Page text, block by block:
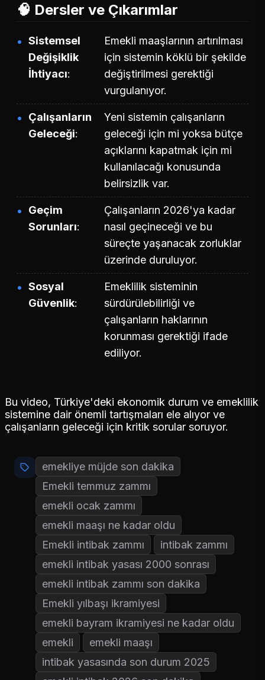
🧠 Dersler ve Çıkarımlar
Sistemsel
Değişiklik
İhtiyacı
Emekli maaşlarının artırılması
için sistemin köklü bir şekilde
değiştirilmesi gerektiği
vurgulanıyor.
Çalışanların
Geleceği
Yeni sistemin çalışanların
geleceği için mi yoksa bütçe
açıklarını kapatmak için mi
kullanılacağı konusunda
belirsizlik var.
Geçim
Sorunları
Çalışanların 2026'ya kadar
nasıl geçineceği ve bu
süreçte yaşanacak zorluklar
üzerinde duruluyor.
Sosyal
Güvenlik
Emeklilik sisteminin
sürdürülebilirliği ve
çalışanların haklarının
korunması gerektiği ifade
ediliyor.
Bu video, Türkiye'deki ekonomik durum ve emeklilik
sistemine dair önemli tartışmaları ele alıyor ve
çalışanların geleceği için kritik sorular soruyor.
emekliye müjde son dakika
Emekli temmuz zammı
emekli ocak zammı
emekli maaşı ne kadar oldu
Emekli intibak zammı
intibak zammı
emekli intibak yasası 2000 sonrası
emekli intibak zammı son dakika
Emekli yılbaşı ikramiyesi
emekli bayram ikramiyesi ne kadar oldu
emekli
emekli maaşı
intibak yasasında son durum 2025